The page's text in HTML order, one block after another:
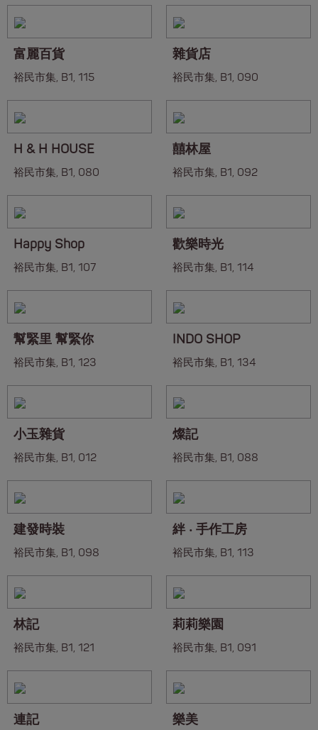
富麗百貨
裕民市集, B1, 115
雜貨店
裕民市集, B1, 090
H & H HOUSE
裕民市集, B1, 080
囍林屋
裕民市集, B1, 092
Happy Shop
裕民市集, B1, 107
歡樂時光
裕民市集, B1, 114
幫緊里 幫緊你
裕民市集, B1, 123
INDO SHOP
裕民市集, B1, 134
小玉雜貨
裕民市集, B1, 012
燦記
裕民市集, B1, 088
建發時裝
裕民市集, B1, 098
絆 ‧ 手作工房
裕民市集, B1, 113
林記
裕民市集, B1, 121
莉莉樂園
裕民市集, B1, 091
連記 樂美